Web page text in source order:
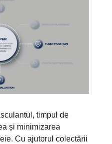
timpul de
și minimizarea
Cu ajutorul colectării